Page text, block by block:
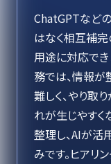
ChatGPTなど
はなく相互補
用途に対応で
務では、情報
難しく、やり取
れが生じやすく
整理し、AIが活
みです。ヒアリ